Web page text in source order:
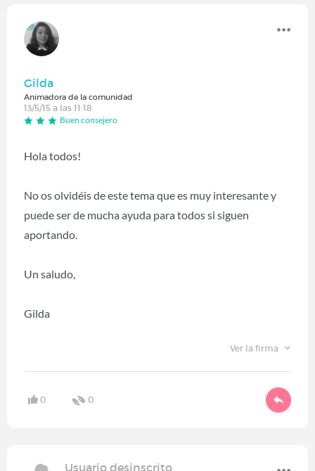
Gilda
Animadora de la comunidad
13/5/15 a las 11:18
Buen consejero
Hola todos!
No os olvidéis de este tema que es muy interesante y
puede ser de mucha ayuda para todos si siguen
aportando.
Un saludo,
Gilda
Ver la firma
0 0
Usuario desinscrito